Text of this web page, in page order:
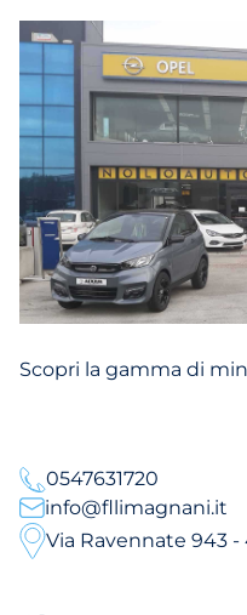
Scopri la gamma di
0547631720
info@fllimagnani.it
Via Ravennate 943 -